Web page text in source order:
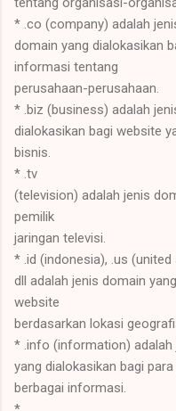
* .co (company) adalah
domain yang dialokasikan
informasi tentang
perusahaan-perusahaan.
* .biz (business) adalah
dialokasikan bagi website
bisnis.
* .tv
(television) adalah jenis
pemilik
jaringan televisi.
* .id (indonesia), .us
dll adalah jenis domain
website
berdasarkan lokasi
* .info (information) adalah
yang dialokasikan bagi
berbagai informasi.